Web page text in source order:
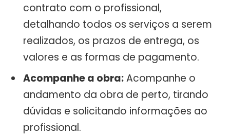
contrato com o profissional,
detalhando todos os serviços a serem
realizados, os prazos de entrega, os
valores e as formas de pagamento.
Acompanhe a obra:Acompanhe o
andamento da obra de perto, tirando
dúvidas e solicitando informações ao
profissional.